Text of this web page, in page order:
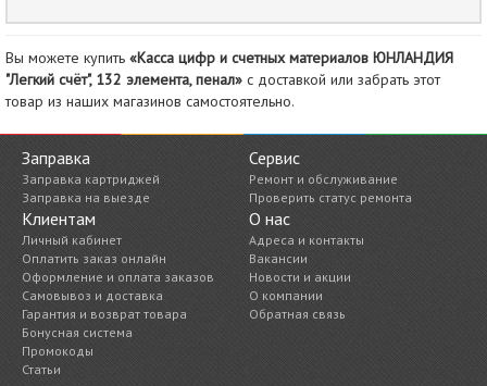
Вы можете купить «Касса цифр и счетных материалов ЮНЛАНДИЯ
"Легкий счёт", 132 элемента, пенал» с доставкой или забрать этот
товар из наших магазинов самостоятельно.
Заправка
Заправка картриджей
Заправка на выезде
Сервис
Ремонт и обслуживание
Проверить статус ремонта
Клиентам
Личный кабинет
Оплатить заказ онлайн
Оформление и оплата заказов
Самовывоз и доставка
Гарантия и возврат товара
Бонусная система
Промокоды
Статьи
О нас
Адреса и контакты
Вакансии
Новости и акции
О компании
Обратная связь